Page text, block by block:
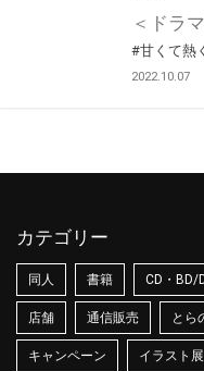
#甘くて熱
2022.10.07
カテゴリー
同人 書籍 CD・BD/
店舗 通信販売 とら
キャンペーン イラスト展